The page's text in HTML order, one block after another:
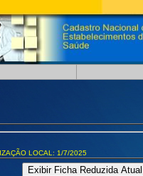
LOCAL: 1/7/2025